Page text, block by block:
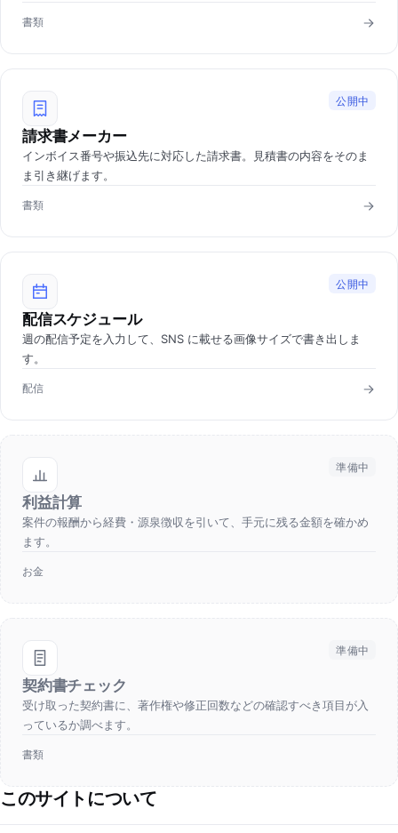
書類
公開中
請求書メーカー
インボイス番号や振込先に対応した請求書。見積書の内容をそのま
ま引き継げます。
書類
公開中
配信スケジュール
週の配信予定を入力して、SNS に載せる画像サイズで書き出しま
す。
配信
準備中
利益計算
案件の報酬から経費・源泉徴収を引いて、手元に残る金額を確かめ
ます。
お金
準備中
契約書チェック
受け取った契約書に、著作権や修正回数などの確認すべき項目が入
っているか調べます。
書類
このサイトについて